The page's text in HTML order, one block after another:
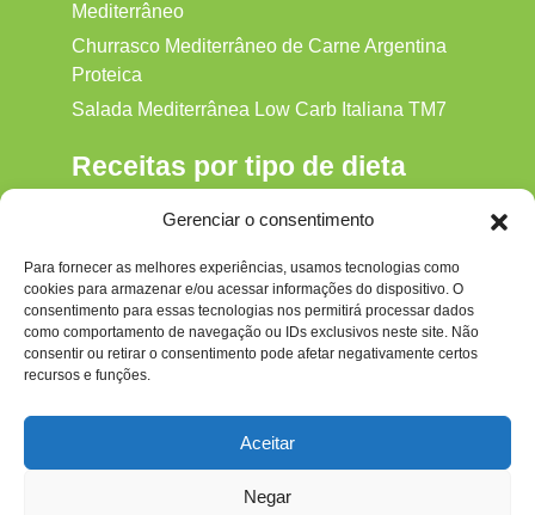
Gerenciar o consentimento
Para fornecer as melhores experiências, usamos tecnologias como
cookies para armazenar e/ou acessar informações do dispositivo. O
consentimento para essas tecnologias nos permitirá processar dados
como comportamento de navegação ou IDs exclusivos neste site. Não
consentir ou retirar o consentimento pode afetar negativamente certos
recursos e funções.
Aceitar
Negar
Mediterrâneo
Churrasco Mediterrâneo de Carne Argentina
Proteica
Salada Mediterrânea Low Carb Italiana TM7
Receitas por tipo de dieta
Gluten‑free
Hipocalórica
Low Carb
Nenhum
Paleo